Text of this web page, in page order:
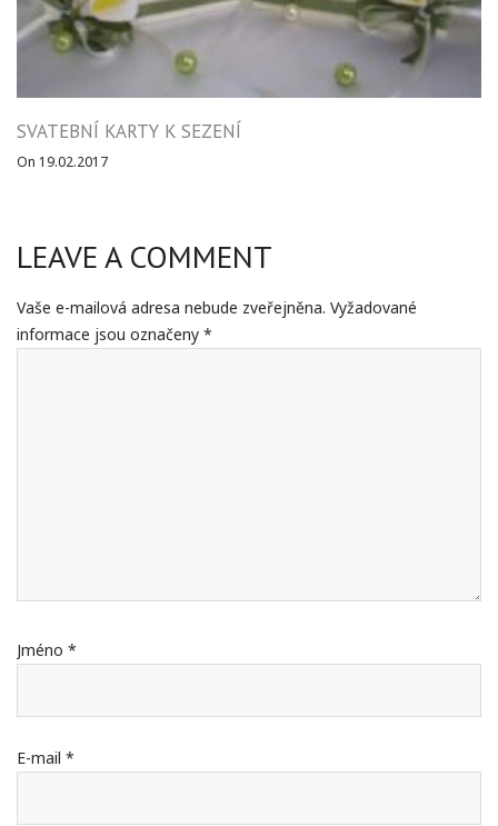
SVATEBNÍ KARTY K SEZENÍ
On 19.02.2017
LEAVE A COMMENT
Vaše e-mailová adresa nebude zveřejněna. Vyžadované
informace jsou označeny *
Jméno *
E-mail *